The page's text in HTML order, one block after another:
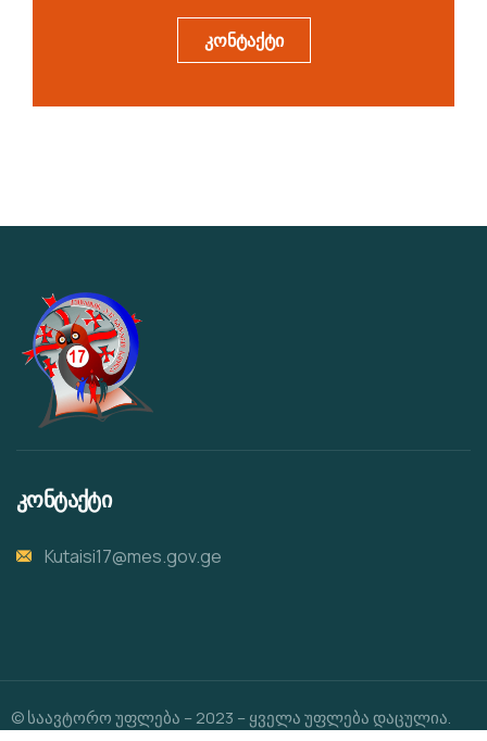
კონტაქტი
კონტაქტი
Kutaisi17@mes.gov.ge
© საავტორო უფლება – 2023 – ყველა უფლება დაცულია.